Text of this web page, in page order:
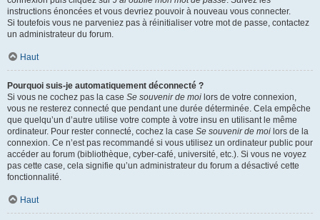
instructions énoncées et vous devriez pouvoir à nouveau vous connecter.
Si toutefois vous ne parveniez pas à réinitialiser votre mot de passe, contactez
un administrateur du forum.
Haut
Pourquoi suis-je automatiquement déconnecté ?
Si vous ne cochez pas la case Se souvenir de moi lors de votre connexion,
vous ne resterez connecté que pendant une durée déterminée. Cela empêche
que quelqu’un d’autre utilise votre compte à votre insu en utilisant le même
ordinateur. Pour rester connecté, cochez la case Se souvenir de moi lors de la
connexion. Ce n’est pas recommandé si vous utilisez un ordinateur public pour
accéder au forum (bibliothèque, cyber-café, université, etc.). Si vous ne voyez
pas cette case, cela signifie qu’un administrateur du forum a désactivé cette
fonctionnalité.
Haut